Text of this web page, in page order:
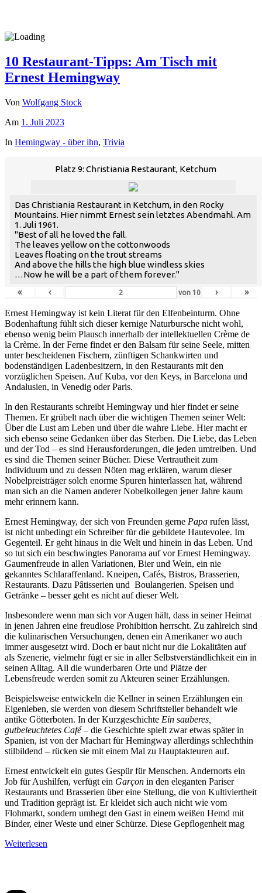
10 Restaurant-Tipps: Am Tisch mit
Ernest Hemingway
Von Wolfgang Stock
Am 1. Juli 2023
In Hemingway - über ihn, Trivia
Platz 9: Christiania Restaurant, Ketchum
Das Christiania Restaurant in Ketchum, in den Rocky
Mountains. Hier nimmt Ernest sein letztes Abendmahl. Am
1. Juli 1961.
"Best of all he loved the fall.
The leaves yellow on the cottonwoods
Leaves floating on the trout streams
And above the hills the high blue windless skies
…Now he will be a part of them forever."
«
‹ von10 › »
Ernest Hemingway ist kein Literat für den Elfenbeinturm. Ohne
Bodenhaftung fühlt sich dieser kernige Naturbursche nicht wohl,
ebenso wenig beim Plausch innerhalb der intellektuellen Crème de
la Crème. In der Ferne findet er den Balsam für seine Seele, mitten
unter bescheidenen Fischern, zünftigen Schankwirten und
bodenständigen Ladenbesitzern, in den Restaurants mit den
vorzüglichen Speisen. Auf Kuba, vor den Keys, in Barcelona und
Andalusien, in Venedig oder Paris.
In den Restaurants schreibt Hemingway und hier findet er seine
Themen. Er grübelt nach über die wichtigen Themen seiner Welt:
Über die Lust am Leben und über die wahre Liebe. Hier macht er
sich ebenso seine Gedanken über das Sterben. Die Liebe, das Leben
und der Tod – es sind Herausforderungen, die jeden umtreiben. Und
es sind die Themen seiner Bücher. Diese Vertrautheit zum
Individuum und zu dessen Nöten mag erklären, warum dieser
Nobelpreisträger solch enorme Spuren hinterlassen hat, während
man sich an die Namen anderer Nobelkollegen jener Jahre kaum
mehr erinnern kann.
Ernest Hemingway, der sich von Freunden gerne Papa rufen lässt,
ist nicht unbedingt ein Schreiber für die gebildete Hautevolee. Im
Gegenteil. Er geht hinaus in die Welt und hinein in das Leben. Und
so tut sich ein beschwingtes Panorama auf vor Ernest Hemingway.
Gaumenfreude in allen Variationen, Bier und Wein, ein nie
gekanntes Schlaraffenland. Kneipen, Cafés, Bistros, Brasserien,
Restaurants. Dazu Pâtisserien und Boulangerien. Speisen und
Getränke – besser geht es nicht auf dieser Welt.
Insbesondere wenn man sich vor Augen hält, dass in seiner Heimat
in jenen Jahren eine freudlose Prohibition herrscht. Zu zahlreich sind
die kulinarischen Versuchungen, denen ein Amerikaner wo auch
immer ausgesetzt wird. Doch er baut nicht nur die Lokalitäten auf
als Szenerie, vielmehr fügt er sie in aller Selbstverständlichkeit ein in
seinen Alltag. All die wunderbaren Orte und Plätze der
Lebensfreude werden somit zu Akteuren seiner Erzählungen.
Beispielsweise entwickeln die Kellner in seinen Erzählungen ein
Eigenleben, sie werden von diesem Schriftsteller behandelt wie
antike Götterboten. In der Kurzgeschichte Ein sauberes,
gutbeleuchtetes Café– die Geschichte spielt zwar etwas später in
Spanien, ist von der Machart für Hemingway allerdings schlechthin
stilbildend – rücken sie mit einem Mal zu Hauptakteuren auf.
Ernest entwickelt ein gutes Gespür für Menschen. Andernorts ein
Job für Aushilfen, verfügt ein Garçon in den eleganten Pariser
Restaurants und Brasserien über eine Stellung, die von Kultiviertheit
und Tradition geprägt ist. Er kleidet sich auch nicht wie vom
Flohmarkt, sondern umhegt den Gast in einem weißen Hemd mit
Binder, einer Weste und einer Schürze. Diese Gepflogenheit mag
Weiterlesen